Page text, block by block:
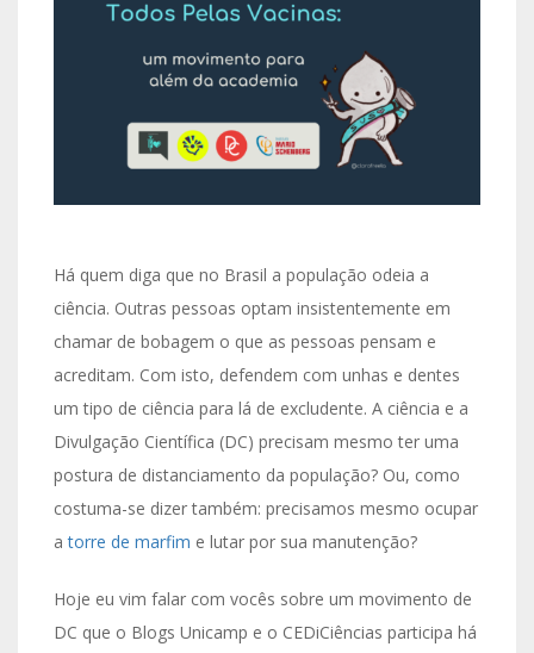
Há quem diga que no Brasil a população odeia a
ciência. Outras pessoas optam insistentemente em
chamar de bobagem o que as pessoas pensam e
acreditam. Com isto, defendem com unhas e dentes
um tipo de ciência para lá de excludente. A ciência e a
Divulgação Científica (DC) precisam mesmo ter uma
postura de distanciamento da população? Ou, como
costuma-se dizer também: precisamos mesmo ocupar
atorre de marfim e lutar por sua manutenção?
Hoje eu vim falar com vocês sobre um movimento de
DC que o Blogs Unicamp e o CEDiCiências participa há